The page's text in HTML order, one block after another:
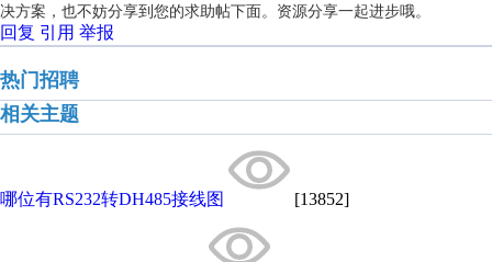
决方案，也不妨分享到您的求助帖下面。资源分享一起进步哦。
回复 引用 举报
热门招聘
相关主题
哪位有RS232转DH485接线图 [13852]